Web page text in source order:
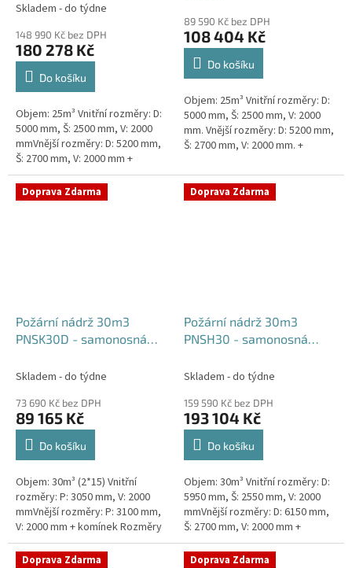
Skladem - do týdne
148 990 Kč bez DPH
180 278 Kč
Do košíku
Objem: 25m³ Vnitřní rozměry: D:
5000 mm, Š: 2500 mm, V: 2000
mmVnější rozměry: D: 5200 mm,
Š: 2700 mm, V: 2000 mm +
komínek Běžná doba dodání 2-3
týdny od objednávky. Rozměry...
produktu
je
5,0
hvězdiček.
89 590 Kč bez DPH
108 404 Kč
Do košíku
Objem: 25m³ Vnitřní rozměry: D:
5000 mm, Š: 2500 mm, V: 2000
mm. Vnější rozměry: D: 5200 mm,
Š: 2700 mm, V: 2000 mm. +
týdny od objednávky....
Doprava Zdarma
Požární nádrž 30m3
PNSK30D - samonosná
Skladem - do týdne
73 690 Kč bez DPH
89 165 Kč
Do košíku
Objem: 30m³ (2*15) Vnitřní
rozměry: P: 3050 mm, V: 2000
mmVnější rozměry: P: 3100 mm,
V: 2000 mm + komínek Rozměry
nádrže možno jakkoliv upravit -
vyrobíme nádrž na...
Doprava Zdarma
Požární nádrž 30m3
PNSH30 - samonosná
Skladem - do týdne
159 590 Kč bez DPH
193 104 Kč
Do košíku
Objem: 30m³ Vnitřní rozměry: D:
5950 mm, Š: 2550 mm, V: 2000
mmVnější rozměry: D: 6150 mm,
Š: 2700 mm, V: 2000 mm +
komínek Běžná doba dodání 2-3
týdny od objednávky. Rozměry...
Doprava Zdarma Doprava Zdarma